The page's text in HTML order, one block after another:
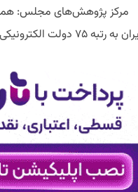
مرکز پژوهش‌های مجلس:
به رتبه ۷۵ دولت الکترونیکی است